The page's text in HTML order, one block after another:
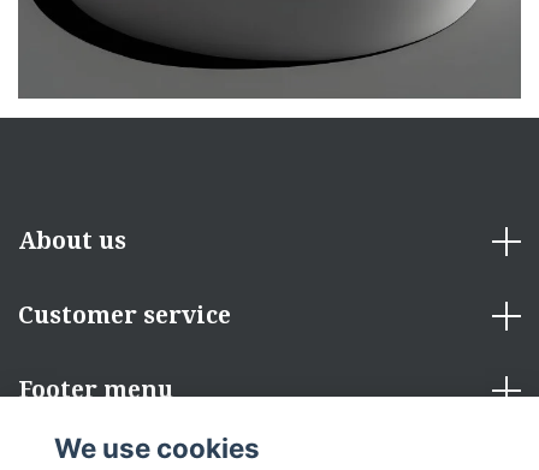
About us
Customer service
Footer menu
Social Media
We use cookies